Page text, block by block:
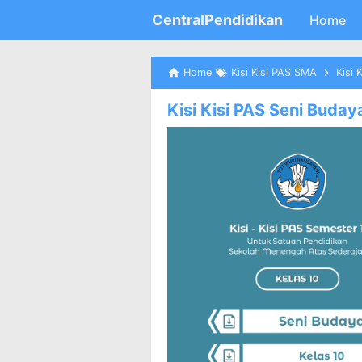
CentralPendidikan Home
Home Kisi Kisi PAS SMA Kisi
Kisi Kisi PAS Seni